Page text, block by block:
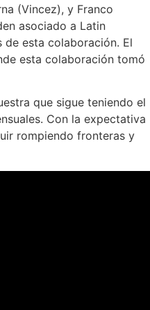
(Vincez), y Franco
asociado a Latin
de esta colaboración. El
esta colaboración tomó
que sigue teniendo el
Con la expectativa
rompiendo fronteras y